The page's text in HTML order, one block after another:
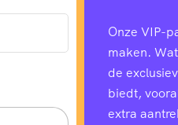
Onze VIP-
maken.
de
biedt,
extra